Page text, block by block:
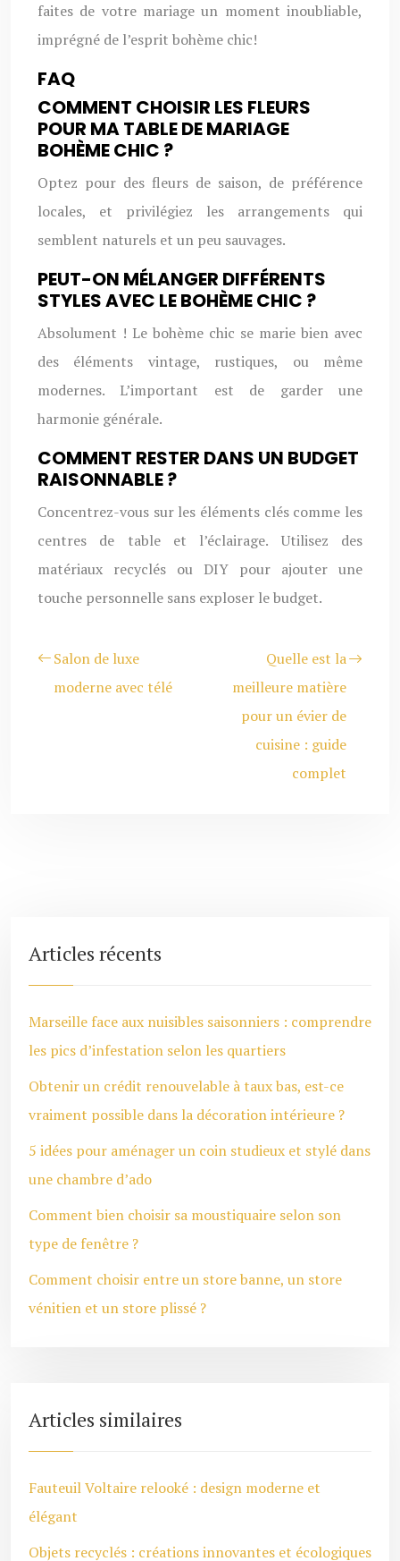
faites de votre mariage un moment inoubliable,
imprégné de l’esprit bohème chic!
FAQ
COMMENT CHOISIR LES FLEURS
POUR MA TABLE DE MARIAGE
BOHÈME CHIC ?
Optez pour des fleurs de saison, de préférence
locales, et privilégiez les arrangements qui
semblent naturels et un peu sauvages.
PEUT-ON MÉLANGER DIFFÉRENTS
STYLES AVEC LE BOHÈME CHIC ?
Absolument ! Le bohème chic se marie bien avec
des éléments vintage, rustiques, ou même
modernes. L’important est de garder une
harmonie générale.
COMMENT RESTER DANS UN BUDGET
RAISONNABLE ?
Concentrez-vous sur les éléments clés comme les
centres de table et l’éclairage. Utilisez des
matériaux recyclés ou DIY pour ajouter une
touche personnelle sans exploser le budget.
Salon de luxe
moderne avec télé
Quelle est la
meilleure matière
pour un évier de
cuisine : guide
complet
Articles récents
Marseille face aux nuisibles saisonniers : comprendre
les pics d’infestation selon les quartiers
Obtenir un crédit renouvelable à taux bas, est-ce
vraiment possible dans la décoration intérieure ?
5 idées pour aménager un coin studieux et stylé dans
une chambre d’ado
Comment bien choisir sa moustiquaire selon son
type de fenêtre ?
Comment choisir entre un store banne, un store
vénitien et un store plissé ?
Articles similaires
Fauteuil Voltaire relooké : design moderne et
élégant
Objets recyclés : créations innovantes et écologiques